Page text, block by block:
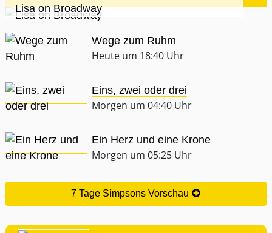
Lisa on Broadway
Wege zum Ruhm
Heute um 18:40 Uhr
Eins, zwei oder drei
Morgen um 04:40 Uhr
Ein Herz und eine Krone
Morgen um 05:25 Uhr
7 Tage Simpsons Vorschau